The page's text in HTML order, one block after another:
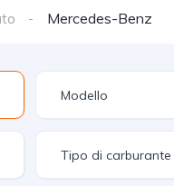
Mercedes-Benz